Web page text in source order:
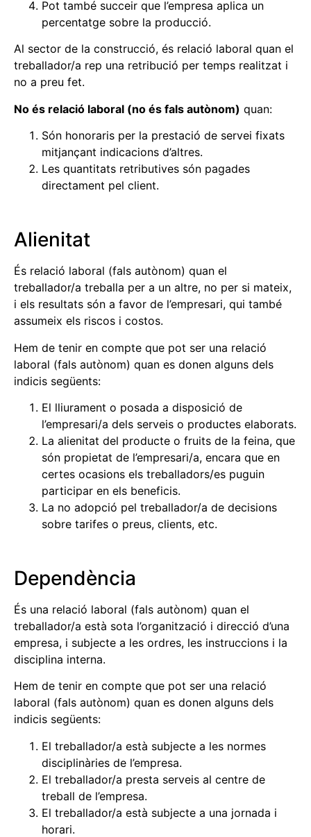
Pot també succeir que l’empresa aplica un
percentatge sobre la producció.
Al sector de la construcció, és relació laboral quan el
treballador/a rep una retribució per temps realitzat i
no a preu fet.
No és relació laboral (no és fals autònom) quan:
Són honoraris per la prestació de servei fixats
mitjançant indicacions d’altres.
Les quantitats retributives són pagades
directament pel client.
Alienitat
És relació laboral (fals autònom) quan el
treballador/a treballa per a un altre, no per si mateix,
i els resultats són a favor de l’empresari, qui també
assumeix els riscos i costos.
Hem de tenir en compte que pot ser una relació
laboral (fals autònom) quan es donen alguns dels
indicis següents:
El lliurament o posada a disposició de
l’empresari/a dels serveis o productes elaborats.
La alienitat del producte o fruits de la feina, que
són propietat de l’empresari/a, encara que en
certes ocasions els treballadors/es puguin
participar en els beneficis.
La no adopció pel treballador/a de decisions
sobre tarifes o preus, clients, etc.
Dependència
És una relació laboral (fals autònom) quan el
treballador/a està sota l’organització i direcció d’una
empresa, i subjecte a les ordres, les instruccions i la
disciplina interna.
Hem de tenir en compte que pot ser una relació
laboral (fals autònom) quan es donen alguns dels
indicis següents:
El treballador/a està subjecte a les normes
disciplinàries de l’empresa.
El treballador/a presta serveis al centre de
treball de l’empresa.
El treballador/a està subjecte a una jornada i
horari.